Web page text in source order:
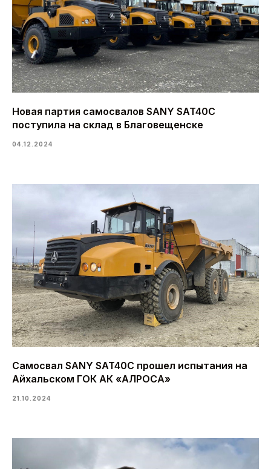
Новая партия самосвалов SANY SAT40C
поступила на склад в Благовещенске
04.12.2024
Самосвал SANY SAT40C прошел испытания на
Айхальском ГОК АК «АЛРОСА»
21.10.2024